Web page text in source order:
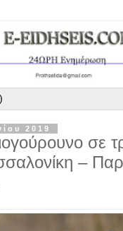
2019
σε
–